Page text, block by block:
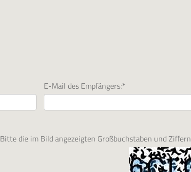
E-Mail des Empfängers:*
Bitte die im Bild angezeigten Großbuchstaben und